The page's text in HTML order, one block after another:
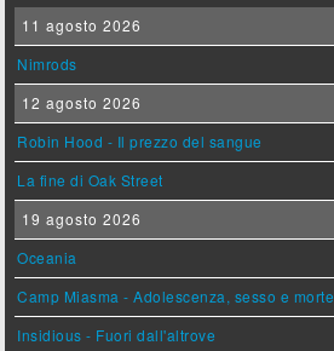
11 agosto 2026
Nimrods
12 agosto 2026
Robin Hood - Il prezzo del sangue
La fine di Oak Street
19 agosto 2026
Oceania
Camp Miasma - Adolescenza, sesso e morte
Insidious - Fuori dall'altrove